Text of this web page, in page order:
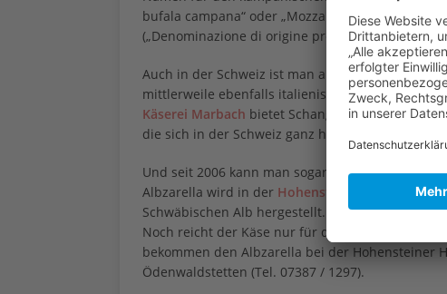
bufala campana“ oder „Mozzarella di bufala“,
(„Denominazione di origine protetta“).
Auch in der Schweiz ist man auf den Geschmack
mittlerweile ebenfalls italienische Wasserbüffel,
Käserei Marbach bietet Schangnauer
die sich in der Schweiz ganz heimisch fühlen,
Und seit 2006 kann man sogar deutschen
Albzarella wird in der Hohensteiner Hofkäserei
Schwäbischen Alb hergestellt. Denn hier gibt es
Noch reicht der Käse nur für den Verkauf ab
bekommen den Albzarella bei der Hohensteiner
Ödenwaldstetten (Tel. 07387 / 1297).